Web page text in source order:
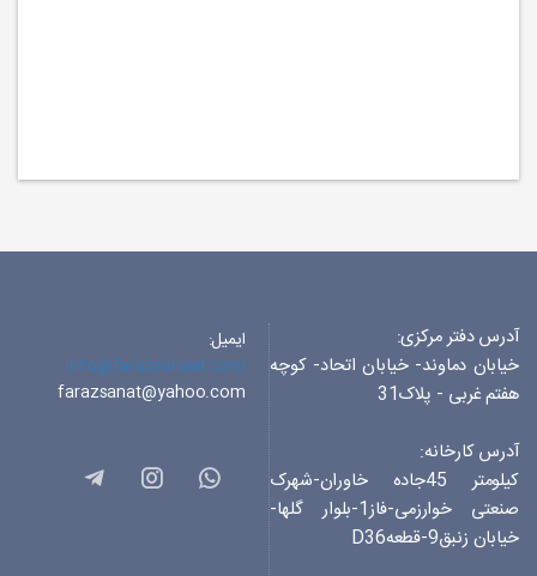
آدرس دفتر مرکزی:
خیابان دماوند- خیابان اتحاد- کوچه
هفتم غربی - پلاک31
آدرس کارخانه:
کیلومتر 45جاده خاوران-شهرک
صنعتی خوارزمی-فاز1-بلوار گلها-
خیابان زنبق9-قطعهD36
ایمیل:
info@farazsanaat.com
farazsanat@yahoo.com